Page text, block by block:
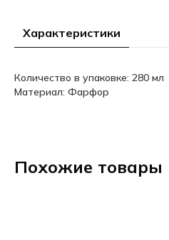
Характеристики
Количество в упаковке: 280 мл
Материал: Фарфор
Похожие товары